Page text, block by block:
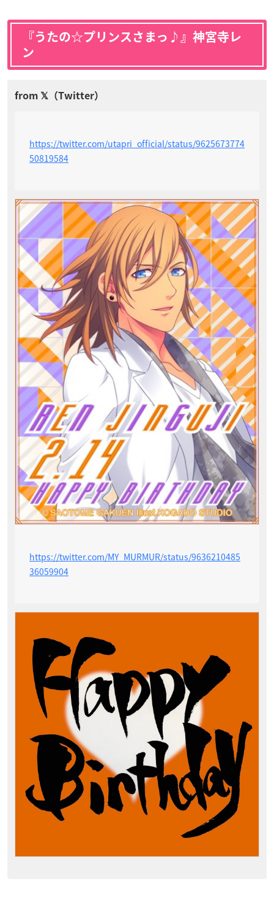
『うたの☆プリンスさまっ♪』神宮寺レ
ン
https://twitter.com/utapri_official/status/9625673774
50819584
https://twitter.com/MY_MURMUR/status/9636210485
36059904